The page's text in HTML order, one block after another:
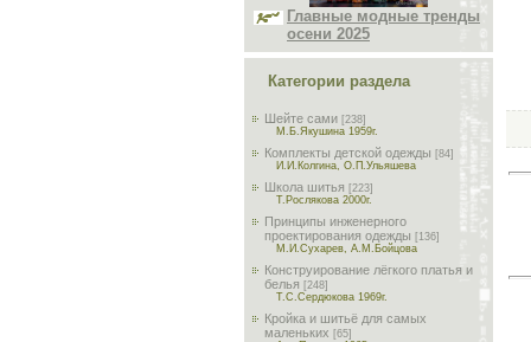
Главные модные тренды
осени 2025
Категории раздела
Шейте сами [238]
М.Б.Якушина 1959г.
Комплекты детской одежды [84]
И.И.Колгина, О.П.Ульяшева
Школа шитья [223]
Т.Рослякова 2000г.
Принципы инженерного
проектирования одежды [136]
М.И.Сухарев, А.М.Бойцова
Конструирование лёгкого платья и
белья [248]
Т.С.Сердюкова 1969г.
Кройка и шитьё для самых
маленьких [65]